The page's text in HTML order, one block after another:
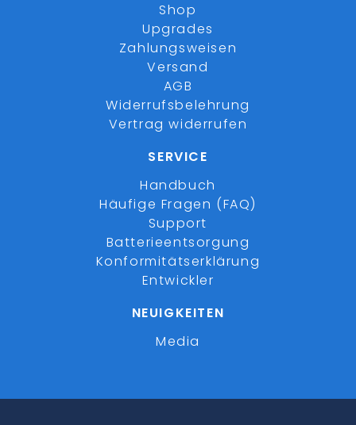
Shop
Upgrades
Zahlungsweisen
Versand
AGB
Widerrufsbelehrung
Vertrag widerrufen
SERVICE
Handbuch
Häufige Fragen (FAQ)
Support
Batterieentsorgung
Konformitätserklärung
Entwickler
NEUIGKEITEN
Media